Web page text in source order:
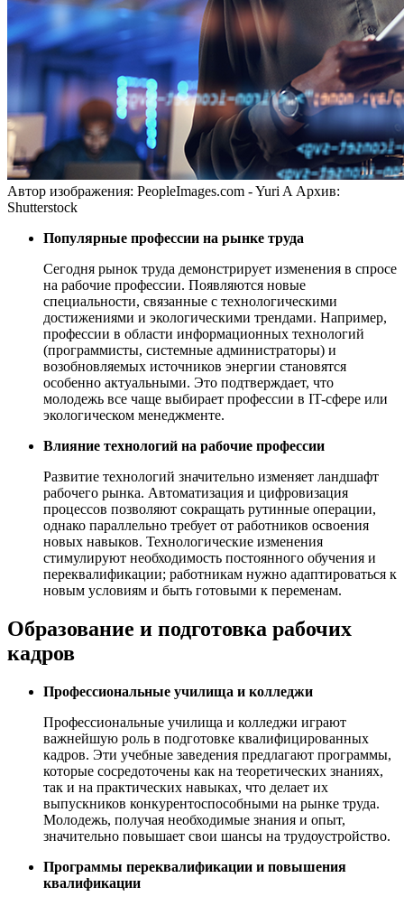
Автор изображения: PeopleImages.com - Yuri A Архив:
Shutterstock
Популярные профессии на рынке труда
Сегодня рынок труда демонстрирует изменения в спросе
на рабочие профессии. Появляются новые
специальности, связанные с технологическими
достижениями и экологическими трендами. Например,
профессии в области информационных технологий
(программисты, системные администраторы) и
возобновляемых источников энергии становятся
особенно актуальными. Это подтверждает, что
молодежь все чаще выбирает профессии в IT-сфере или
экологическом менеджменте.
Влияние технологий на рабочие профессии
Развитие технологий значительно изменяет ландшафт
рабочего рынка. Автоматизация и цифровизация
процессов позволяют сокращать рутинные операции,
однако параллельно требует от работников освоения
новых навыков. Технологические изменения
стимулируют необходимость постоянного обучения и
переквалификации; работникам нужно адаптироваться к
новым условиям и быть готовыми к переменам.
Образование и подготовка рабочих
кадров
Профессиональные училища и колледжи
Профессиональные училища и колледжи играют
важнейшую роль в подготовке квалифицированных
кадров. Эти учебные заведения предлагают программы,
которые сосредоточены как на теоретических знаниях,
так и на практических навыках, что делает их
выпускников конкурентоспособными на рынке труда.
Молодежь, получая необходимые знания и опыт,
значительно повышает свои шансы на трудоустройство.
Программы переквалификации и повышения
квалификации